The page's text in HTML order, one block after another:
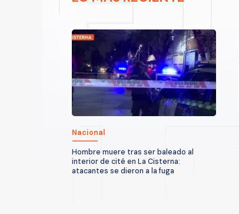
Nacional
Hombre muere tras ser baleado al
interior de cité en La Cisterna:
atacantes se dieron a la fuga